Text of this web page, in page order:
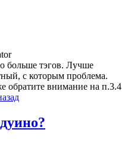
больше тэгов. Лучше
с которым проблема.
обратите внимание на п.3.4